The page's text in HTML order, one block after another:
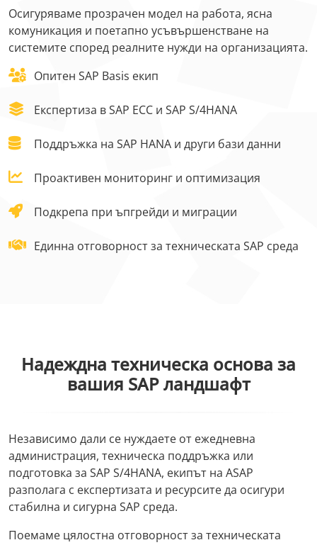
Осигуряваме прозрачен модел на работа, ясна
комуникация и поетапно усъвършенстване на
системите според реалните нужди на организацията.
Опитен SAP Basis екип
Експертиза в SAP ECC и SAP S/4HANA
Поддръжка на SAP HANA и други бази данни
Проактивен мониторинг и оптимизация
Подкрепа при ъпгрейди и миграции
Единна отговорност за техническата SAP среда
Надеждна техническа основа за
вашия SAP ландшафт
Независимо дали се нуждаете от ежедневна
администрация, техническа поддръжка или
подготовка за SAP S/4HANA, екипът на ASAP
разполага с експертизата и ресурсите да осигури
стабилна и сигурна SAP среда.
Поемаме цялостна отговорност за техническата